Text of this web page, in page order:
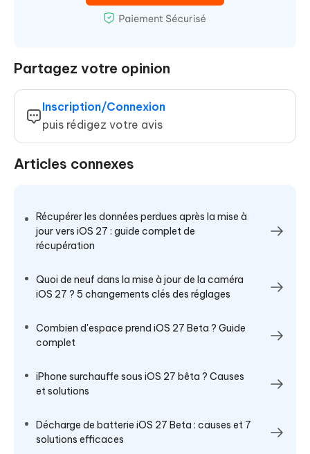
Partagez votre opinion
Inscription/Connexion
puis rédigez votre avis
Articles connexes
Récupérer les données perdues après la mise à
jour vers iOS 27 : guide complet de
récupération
Quoi de neuf dans la mise à jour de la caméra
iOS 27 ? 5 changements clés des réglages
Combien d'espace prend iOS 27 Beta ? Guide
complet
iPhone surchauffe sous iOS 27 bêta ? Causes
et solutions
Décharge de batterie iOS 27 Beta : causes et 7
solutions efficaces